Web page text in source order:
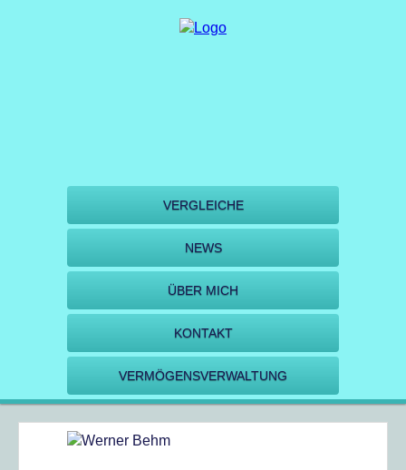
VERGLEICHE
NEWS
ÜBER MICH
KONTAKT
VERMÖGENSVERWALTUNG